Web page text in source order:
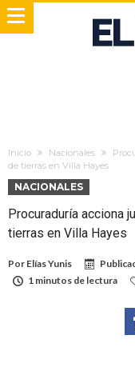
Inicio Nacionales
de tierras en Villa Hayes
NACIONALES
Procuraduría acciona
tierras en Villa Hayes
Por Elías Yunis
1 minutos de lectura